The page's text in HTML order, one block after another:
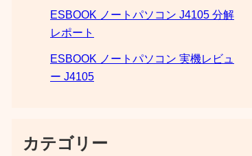
ESBOOK ノートパソコン J4105 分解
レポート
ESBOOK ノートパソコン 実機レビュ
ー J4105
カテゴリー